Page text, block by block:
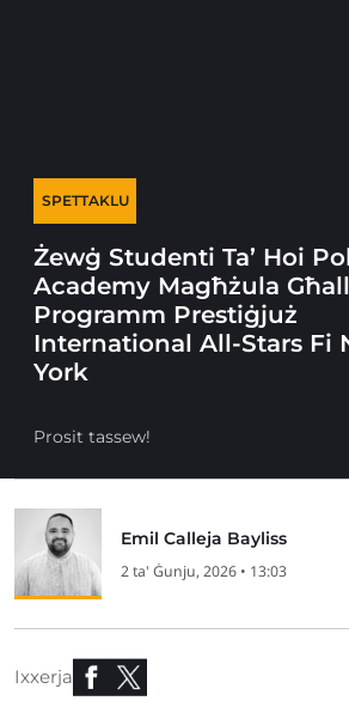
SPETTAKLU
Żewġ Studenti Ta’ Hoi
Academy Magħżula
Programm Prestiġjuż
International All-Stars Fi
York
Prosit tassew!
Emil Calleja Bayliss
2 ta' Ġunju, 2026 • 13:03
Ixxerja